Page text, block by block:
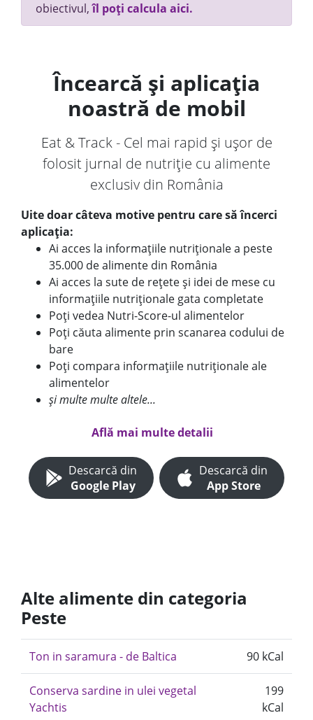
obiectivul,îl poți calcula aici.
Încearcă și aplicația
noastră de mobil
Eat & Track - Cel mai rapid și ușor de
folosit jurnal de nutriție cu alimente
exclusiv din România
Uite doar câteva motive pentru care să încerci
aplicația:
Ai acces la informațiile nutriționale a peste
35.000 de alimente din România
Ai acces la sute de rețete și idei de mese cu
informațiile nutriționale gata completate
Poți vedea Nutri-Score-ul alimentelor
Poți căuta alimente prin scanarea codului de
bare
Poți compara informațiile nutriționale ale
alimentelor
și multe multe altele...
Află mai multe detalii
Descarcă din
Google Play
Descarcă din
App Store
Alte alimente din categoria
Peste
Ton in saramura - de Baltica 90 kCal
Conserva sardine in ulei vegetal
Yachtis
199
kCal